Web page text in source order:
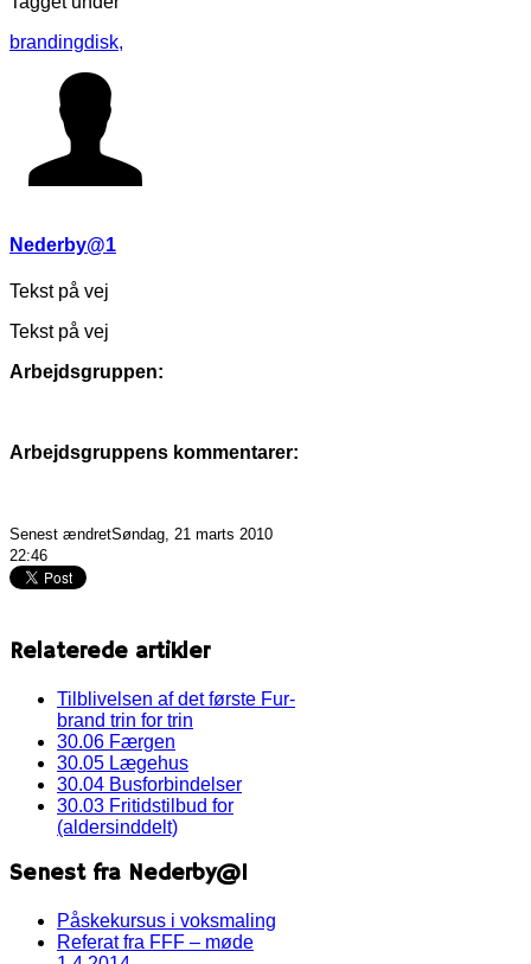
brandingdisk,
Nederby@1
Tekst på vej
Tekst på vej
Arbejdsgruppen:
Arbejdsgruppens kommentarer:
Senest ændretSøndag, 21 marts 2010
22:46
Relaterede artikler
Tilblivelsen af det første Fur-
brand trin for trin
30.06 Færgen
30.05 Lægehus
30.04 Busforbindelser
30.03 Fritidstilbud for
(aldersinddelt)
Senest fra Nederby@1
Påskekursus i voksmaling
Referat fra FFF – møde